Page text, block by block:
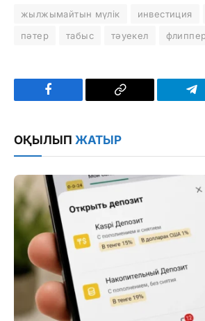
жылжымайтын мүлік инвестиция
пәтер
табыс тәуекел
Facebook
Copy
ОҚЫЛЫП ЖАТЫР